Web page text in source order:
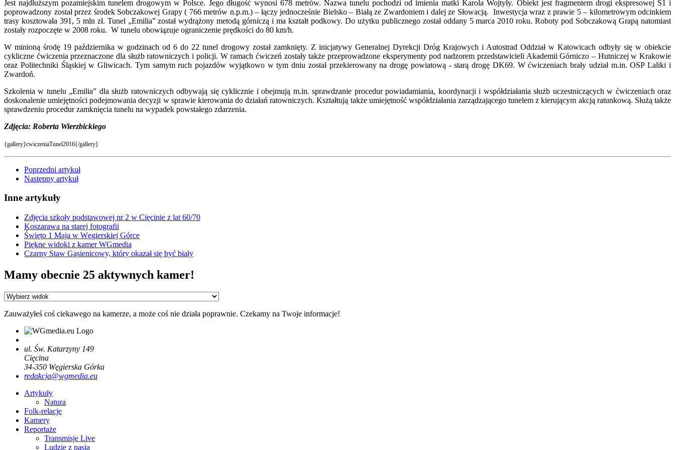
Jest najdłuższym pozamiejskim tunelem drogowym w Polsce. Jego długość wynosi 678 metrów. Nazwa tunelu pochodzi od imienia matki Karola Wojtyły. Obiekt jest fragmentem drogi ekspresowej S1 i
poprowadzony został przez środek Sobczakowej Grapy ( 766 metrów n.p.m.) – łączy jednocześnie Bielsko – Białą ze Zwardoniem i dalej ze Słowacją. Inwestycja wraz z prawie 5 – kilometrowym odcinkiem
trasy kosztowała 391, 5 mln zł. Tunel „Emilia” został wydrążony metodą górniczą i ma kształt podkowy. Do użytku publicznego został oddany 5 marca 2010 roku. Roboty pod Sobczakową Grapą natomiast
zostały rozpoczęte w 2008 roku. W tunelu obowiązuje ograniczenie prędkości do 80 km/h.
W minioną środę 19 października w godzinach od 6 do 22 tunel drogowy został zamknięty. Z inicjatywy Generalnej Dyrekcji Dróg Krajowych i Autostrad Oddział w Katowicach odbyły się w obiekcie
cykliczne ćwiczenia przeznaczone dla służb ratowniczych i policji. W ramach ćwiczeń zostały także przeprowadzone eksperymenty pod nadzorem przedstawicieli Akademii Górniczo – Hutniczej w Krakowie
oraz Politechniki Śląskiej w Gliwicach. Tym samym ruch pojazdów wyjątkowo w tym dniu został przekierowany na drogę powiatową - starą drogę DK69. W ćwiczeniach brały udział m.in. OSP Laliki i
Zwardoń.
Szkolenia w tunelu „Emilia” dla służb ratowniczych odbywają się cyklicznie i obejmują m.in. sprawdzanie procedur powiadamiania, koordynacji i współdziałania służb uczestniczących w ćwiczeniach oraz
doskonalenie umiejętności podejmowania decyzji w sprawie kierowania do działań ratowniczych. Kształtują także umiejętność współdziałania zarządzającego tunelem z kierującym akcją ratunkową. Służą także
sprawdzeniu procedur zamknięcia tunelu na wypadek powstałego zdarzenia.
Zdjęcia: Roberta Wierzbickiego
{gallery}cwiczeniaTunel2016{/gallery}
Poprzedni artykuł
Następny artykuł
Inne artykuły
Zdjęcia szkoły podstawowej nr 2 w Cięcinie z lat 60/70
Koszarawa na starej fotografii
Święto 1 Maja w Węgierskiej Górce
Piękne widoki z kamer WGmedia
Czarny Staw Gąsienicowy, który okazał się być biały
Mamy obecnie 25 aktywnych kamer!
Zauważyłeś coś ciekawego na kamerze, a może coś nie działa poprawnie. Czekamy na Twoje informacje!
ul. Św. Katarzyny 149
Cięcina
34-350 Węgierska Górka
redakcja@wgmedia.eu
Artykuły
Natura
Folk-relacje
Kamery
Reportaże
Transmisje Live
Ludzie z pasją